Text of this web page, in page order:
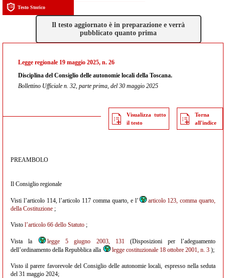
Testo Storico
Il testo aggiornato è in preparazione e verrà
pubblicato quanto prima
Legge regionale 19 maggio 2025, n. 26
Disciplina del Consiglio delle autonomie locali della Toscana.
Bollettino Ufficiale n. 32, parte prima, del 30 maggio 2025
Visualizza tutto
il testo
Torna
all'indice
PREAMBOLO
Il Consiglio regionale
Visti l’articolo 114, l’articolo 117 comma quarto, e l’
articolo 123, comma quarto,
della Costituzione ;
Visto l’articolo 66 dello Statuto ;
Vista la legge 5 giugno 2003, 131(Disposizioni per l’adeguamento
dell’ordinamento della Repubblica alla
legge costituzionale 18 ottobre 2001, n. 3 );
Visto il parere favorevole del Consiglio delle autonomie locali, espresso nella seduta
del 31 maggio 2024;